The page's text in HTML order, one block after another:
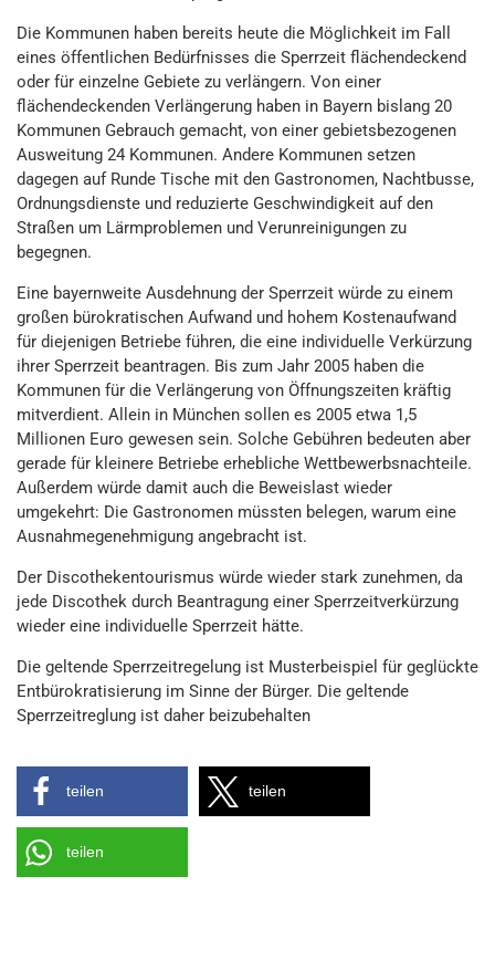
Die Kommunen haben bereits heute die Möglichkeit im Fall
eines öffentlichen Bedürfnisses die Sperrzeit flächendeckend
oder für einzelne Gebiete zu verlängern. Von einer
flächendeckenden Verlängerung haben in Bayern bislang 20
Kommunen Gebrauch gemacht, von einer gebietsbezogenen
Ausweitung 24 Kommunen. Andere Kommunen setzen
dagegen auf Runde Tische mit den Gastronomen, Nachtbusse,
Ordnungsdienste und reduzierte Geschwindigkeit auf den
Straßen um Lärmproblemen und Verunreinigungen zu
begegnen.
Eine bayernweite Ausdehnung der Sperrzeit würde zu einem
großen bürokratischen Aufwand und hohem Kostenaufwand
für diejenigen Betriebe führen, die eine individuelle Verkürzung
ihrer Sperrzeit beantragen. Bis zum Jahr 2005 haben die
Kommunen für die Verlängerung von Öffnungszeiten kräftig
mitverdient. Allein in München sollen es 2005 etwa 1,5
Millionen Euro gewesen sein. Solche Gebühren bedeuten aber
gerade für kleinere Betriebe erhebliche Wettbewerbsnachteile.
Außerdem würde damit auch die Beweislast wieder
umgekehrt: Die Gastronomen müssten belegen, warum eine
Ausnahmegenehmigung angebracht ist.
Der Discothekentourismus würde wieder stark zunehmen, da
jede Discothek durch Beantragung einer Sperrzeitverkürzung
wieder eine individuelle Sperrzeit hätte.
Die geltende Sperrzeitregelung ist Musterbeispiel für geglückte
Entbürokratisierung im Sinne der Bürger. Die geltende
Sperrzeitreglung ist daher beizubehalten
teilen teilen
teilen